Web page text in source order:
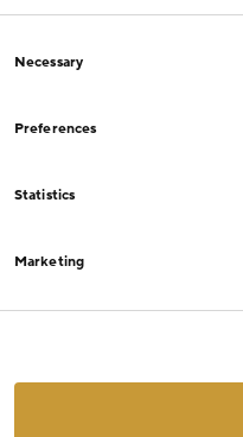
Selection
Necessary
Preferences
Statistics
Marketing